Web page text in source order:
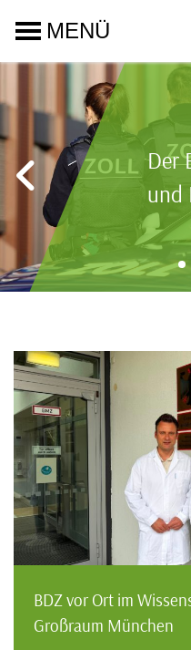
MENÜ
Der
und
BDZ vor Ort im
Großraum München